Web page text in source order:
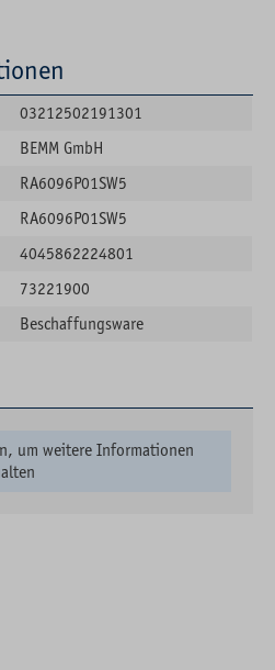
03212502191301
BEMM GmbH
RA6096P01SW5
RA6096P01SW5
4045862224801
73221900
Beschaffungsware
um weitere Informationen